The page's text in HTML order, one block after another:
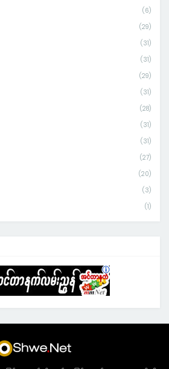
(6)
(29)
(31)
(31)
(29)
(31)
(28)
(31)
(31)
(27)
(20)
(3)
(1)